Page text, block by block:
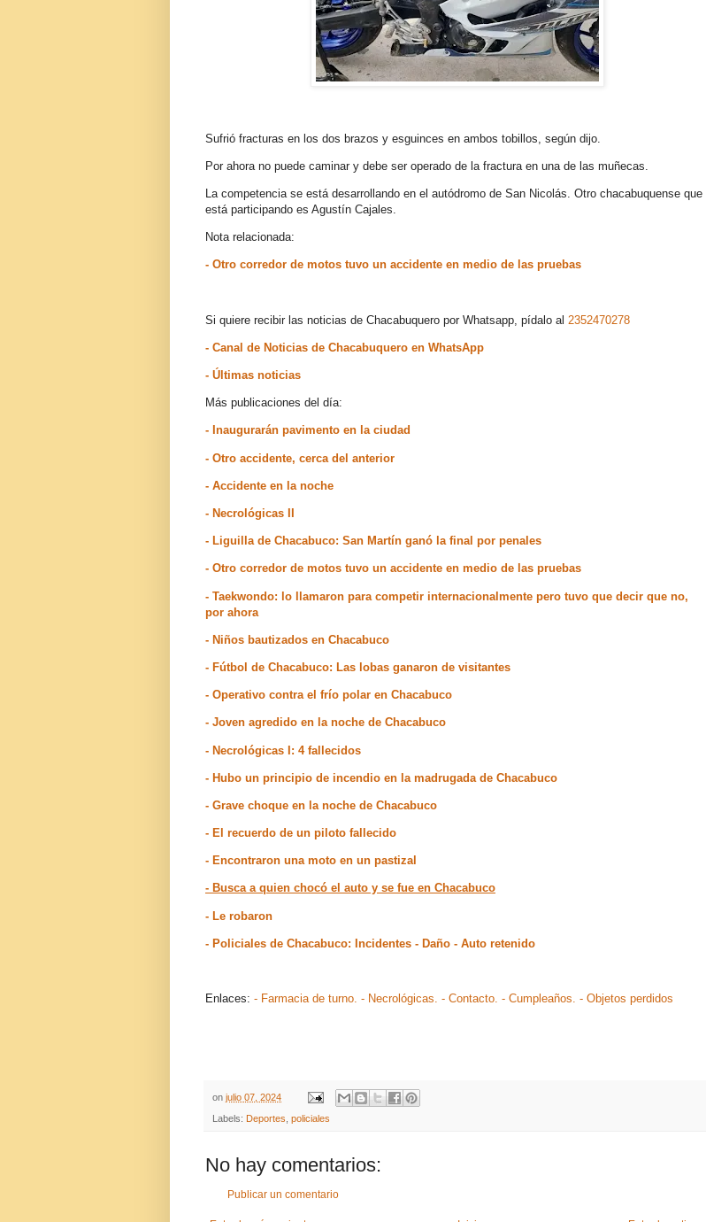
Sufrió fracturas en los dos brazos y esguinces en ambos tobillos, según dijo.
Por ahora no puede caminar y debe ser operado de la fractura en una de las muñecas.
La competencia se está desarrollando en el autódromo de San Nicolás. Otro chacabuquense que
está participando es Agustín Cajales.
Nota relacionada:
- Otro corredor de motos tuvo un accidente en medio de las pruebas
Si quiere recibir las noticias de Chacabuquero por Whatsapp, pídalo al 2352470278
- Canal de Noticias de Chacabuquero en WhatsApp
- Últimas noticias
Más publicaciones del día:
- Inaugurarán pavimento en la ciudad
- Otro accidente, cerca del anterior
- Accidente en la noche
- Necrológicas II
- Liguilla de Chacabuco: San Martín ganó la final por penales
- Otro corredor de motos tuvo un accidente en medio de las pruebas
- Taekwondo: lo llamaron para competir internacionalmente pero tuvo que decir que no,
por ahora
- Niños bautizados en Chacabuco
- Fútbol de Chacabuco: Las lobas ganaron de visitantes
- Operativo contra el frío polar en Chacabuco
- Joven agredido en la noche de Chacabuco
- Necrológicas I: 4 fallecidos
- Hubo un principio de incendio en la madrugada de Chacabuco
- Grave choque en la noche de Chacabuco
- El recuerdo de un piloto fallecido
- Encontraron una moto en un pastizal
- Busca a quien chocó el auto y se fue en Chacabuco
- Le robaron
- Policiales de Chacabuco: Incidentes - Daño - Auto retenido
Enlaces: - Farmacia de turno. - Necrológicas. - Contacto. - Cumpleaños. - Objetos perdidos
on julio 07, 2024
Labels: Deportes policiales
No hay comentarios:
Publicar un comentario